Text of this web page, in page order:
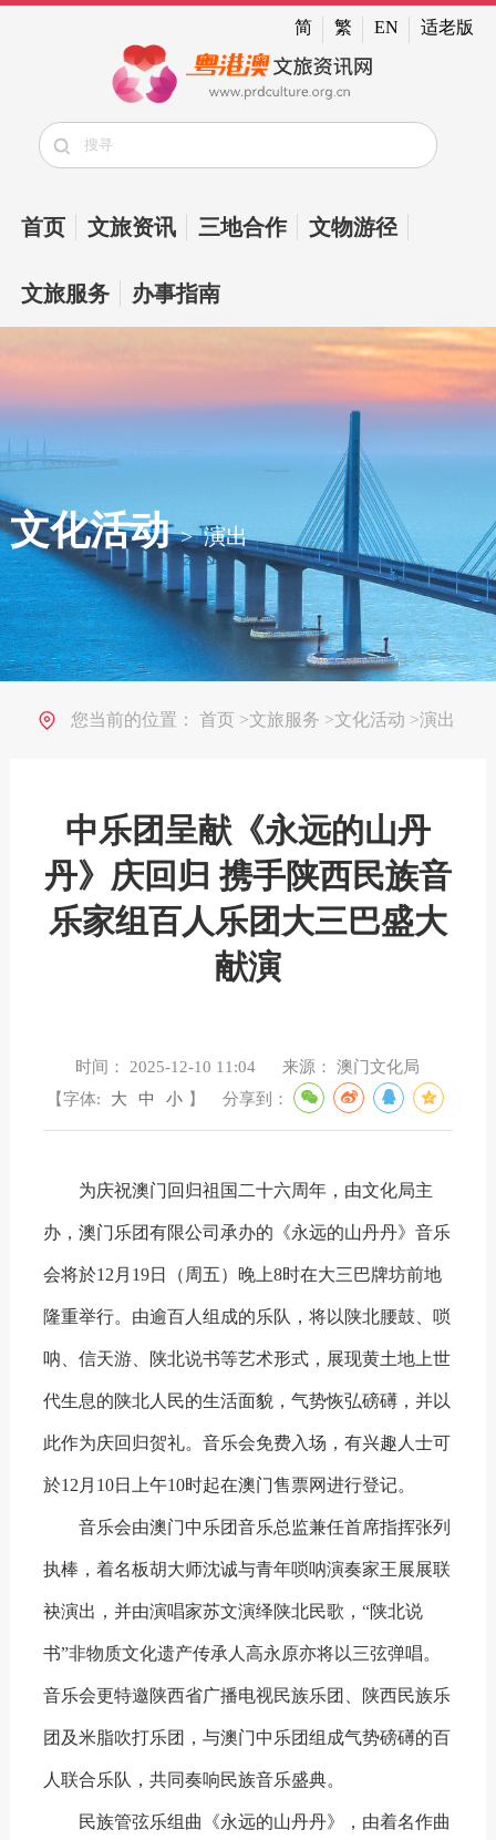
首页 文旅资讯 三地合作 文物游径
文旅服务 办事指南
简 繁 EN 适老版
文化活动 > 演出
您当前的位置： 首页 >文旅服务 >文化活动 >演出
中乐团呈献《永远的山丹
丹》庆回归 携手陕西民族音
乐家组百人乐团大三巴盛大
献演
时间： 2025-12-10 11:04 来源：
澳门文化局
【字体:
大 中 小 】 分享到：
为庆祝澳门回归祖国二十六周年，由文化局主
办，澳门乐团有限公司承办的《永远的山丹丹》音乐
会将於12月19日（周五）晚上8时在大三巴牌坊前地
隆重举行。由逾百人组成的乐队，将以陕北腰鼓、唢
呐、信天游、陕北说书等艺术形式，展现黄土地上世
代生息的陕北人民的生活面貌，气势恢弘磅礡，并以
此作为庆回归贺礼。音乐会免费入场，有兴趣人士可
於12月10日上午10时起在澳门售票网进行登记。
音乐会由澳门中乐团音乐总监兼任首席指挥张列
执棒，着名板胡大师沈诚与青年唢呐演奏家王展展联
袂演出，并由演唱家苏文演绎陕北民歌，“陕北说
书”非物质文化遗产传承人高永原亦将以三弦弹唱。
音乐会更特邀陕西省广播电视民族乐团、陕西民族乐
团及米脂吹打乐团，与澳门中乐团组成气势磅礡的百
人联合乐队，共同奏响民族音乐盛典。
民族管弦乐组曲《永远的山丹丹》，由着名作曲